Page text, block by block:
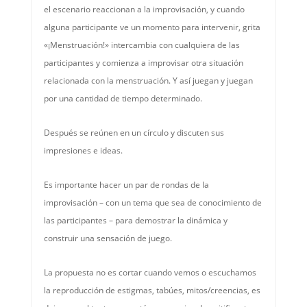
el escenario reaccionan a la improvisación, y cuando
alguna participante ve un momento para intervenir, grita
«¡Menstruación!» intercambia con cualquiera de las
participantes y comienza a improvisar otra situación
relacionada con la menstruación. Y así juegan y juegan
por una cantidad de tiempo determinado.
Después se reúnen en un círculo y discuten sus
impresiones e ideas.
Es importante hacer un par de rondas de la
improvisación – con un tema que sea de conocimiento de
las participantes – para demostrar la dinámica y
construir una sensación de juego.
La propuesta no es cortar cuando vemos o escuchamos
la reproducción de estigmas, tabúes, mitos/creencias, es